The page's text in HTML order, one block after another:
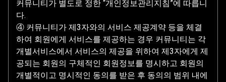
커뮤니티가 별도로 정한 “개인정보관리지침”에 따릅니
다.
④ 커뮤니티가 제3자와의 서비스 제공계약 등을 체결
하여 회원에게 서비스를 제공하는 경우 커뮤니티는 각
개별서비스에서 서비스의 제공을 위하여 제3자에게 제
공되는 회원의 구체적인 회원정보를 명시하고 회원의
개별적이고 명시적인 동의를 받은 후 동의의 범위 내에